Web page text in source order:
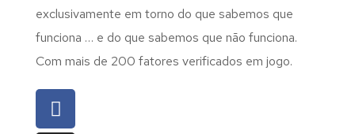
exclusivamente em torno do que sabemos que
funciona … e do que sabemos que não funciona.
Com mais de 200 fatores verificados em jogo.